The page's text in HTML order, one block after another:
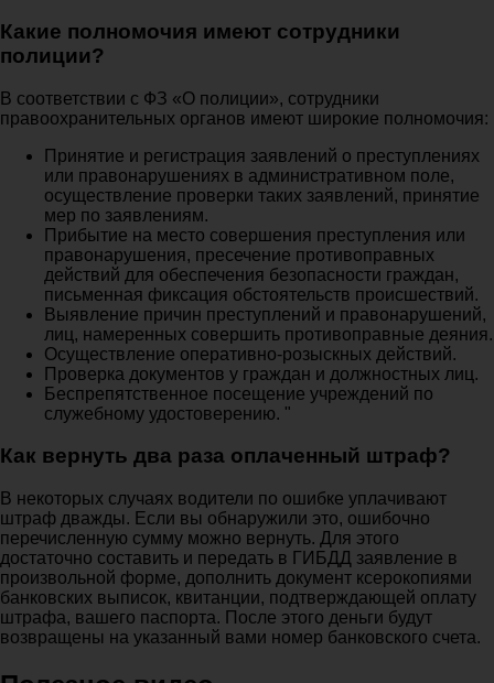
Какие полномочия имеют сотрудники
полиции?
В соответствии с ФЗ «О полиции», сотрудники
правоохранительных органов имеют широкие полномочия:
Принятие и регистрация заявлений о преступлениях
или правонарушениях в административном поле,
осуществление проверки таких заявлений, принятие
мер по заявлениям.
Прибытие на место совершения преступления или
правонарушения, пресечение противоправных
действий для обеспечения безопасности граждан,
письменная фиксация обстоятельств происшествий.
Выявление причин преступлений и правонарушений,
лиц, намеренных совершить противоправные деяния.
Осуществление оперативно-розыскных действий.
Проверка документов у граждан и должностных лиц.
Беспрепятственное посещение учреждений по
служебному удостоверению. "
Как вернуть два раза оплаченный штраф?
В некоторых случаях водители по ошибке уплачивают
штраф дважды. Если вы обнаружили это, ошибочно
перечисленную сумму можно вернуть. Для этого
достаточно составить и передать в ГИБДД заявление в
произвольной форме, дополнить документ ксерокопиями
банковских выписок, квитанции, подтверждающей оплату
штрафа, вашего паспорта. После этого деньги будут
возвращены на указанный вами номер банковского счета.